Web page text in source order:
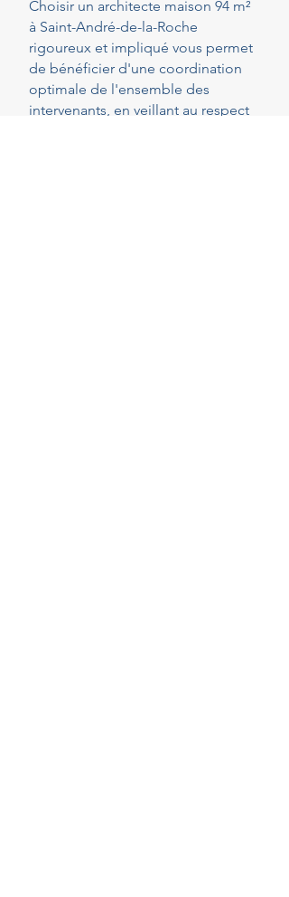
Choisir un architecte maison 94 m²
à Saint-André-de-la-Roche
rigoureux et impliqué vous permet
de bénéficier d'une coordination
optimale de l'ensemble des
intervenants, en veillant au respect